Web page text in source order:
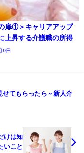
扉①＞キャリアアップ
上昇する介護職の所得
9日
せてもらったら～新人介
けは知
いこと